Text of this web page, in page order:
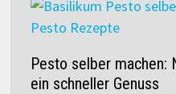
Pesto selber machen:
ein schneller Genuss